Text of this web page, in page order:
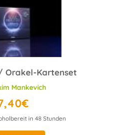
Orakel-Kartenset
Mankevich
in 48 Stunden